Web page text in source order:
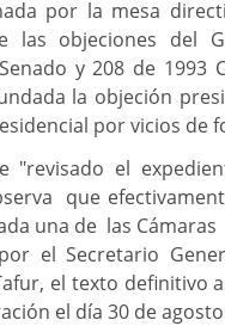
por la mesa
las objeciones del
y 208 de 1993
la objeción
por vicios de
"revisado el
que
una de las
el Secretario
el texto definitivo
el día 30 de